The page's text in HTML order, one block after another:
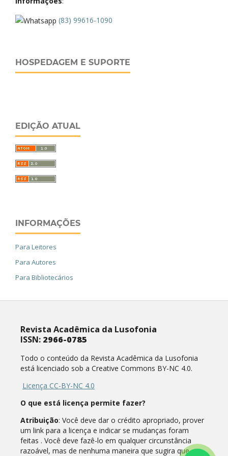
(83) 99616-1090
HOSPEDAGEM E SUPORTE
EDIÇÃO ATUAL
INFORMAÇÕES
Para Leitores
Para Autores
Para Bibliotecários
Revista Acadêmica da Lusofonia
ISSN: 2966-0785
Todo o conteúdo da Revista Acadêmica da Lusofonia
está licenciado sob a Creative Commons BY-NC 4.0.
Licença CC-BY-NC 4.0
O que está licença permite fazer?
Atribuição: Você deve dar o crédito apropriado, prover
um link para a licença e indicar se mudanças foram
feitas . Você deve fazê-lo em qualquer circunstância
razoável, mas de nenhuma maneira que sugira que o